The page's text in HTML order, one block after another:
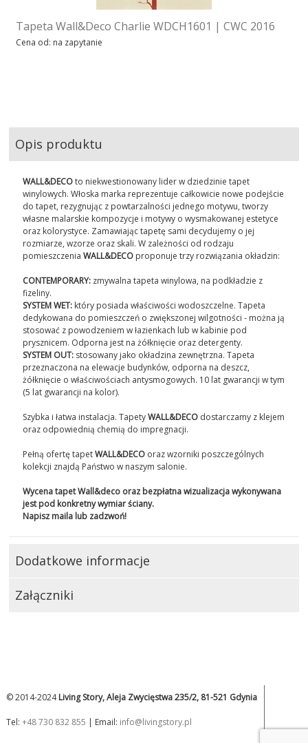
Tapeta Wall&Deco Charlie WDCH1601 | CWC 2016
Cena od: na zapytanie
Opis produktu
WALL&DECOto niekwestionowany lider w dziedzinie tapet
winylowych. Włoska marka reprezentuje całkowicie nowe podejście
do tapet, rezygnując z powtarzalności jednego motywu, tworzy
własne malarskie kompozycje i motywy o wysmakowanej estetyce
oraz kolorystyce. Zamawiając tapetę sami decydujemy o jej
rozmiarze, wzorze oraz skali. W zależności od rodzaju
pomieszczeniaWALL&DECO proponuje trzy rozwiązania okładzin:
CONTEMPORARY: zmywalna tapeta winylowa, na podkładzie z
fizeliny.
SYSTEM WET: który posiada właściwości wodoszczelne. Tapeta
dedykowana do pomieszczeń o zwiększonej wilgotności - można ją
stosować z powodzeniem w łazienkach lub w kabinie pod
prysznicem. Odporna jest na żółknięcie oraz detergenty.
SYSTEM OUT: stosowany jako okładzina zewnętrzna. Tapeta
przeznaczona na elewacje budynków, odporna na deszcz,
żółknięcie o właściwościach antysmogowych. 10 lat gwarancji w tym
(5 lat gwarancji na kolor).
Szybka i łatwa instalacja. TapetyWALL&DECO dostarczamy z klejem
oraz odpowiednią chemią do impregnacji.
Pełną ofertę tapetWALL&DECO oraz wzorniki poszczególnych
kolekcji znajdą Państwo w naszym salonie.
Wycena tapet Wall&deco oraz bezpłatna wizualizacja wykonywana
jest pod konkretny wymiar ściany.
Napisz maila lub zadzwoń!
Dodatkowe informacje
Załączniki
© 2014-2024Living Story, Aleja Zwycięstwa 235/2, 81-521 Gdynia
Tel: +48 730 832 855 | Email: info@livingstory.pl